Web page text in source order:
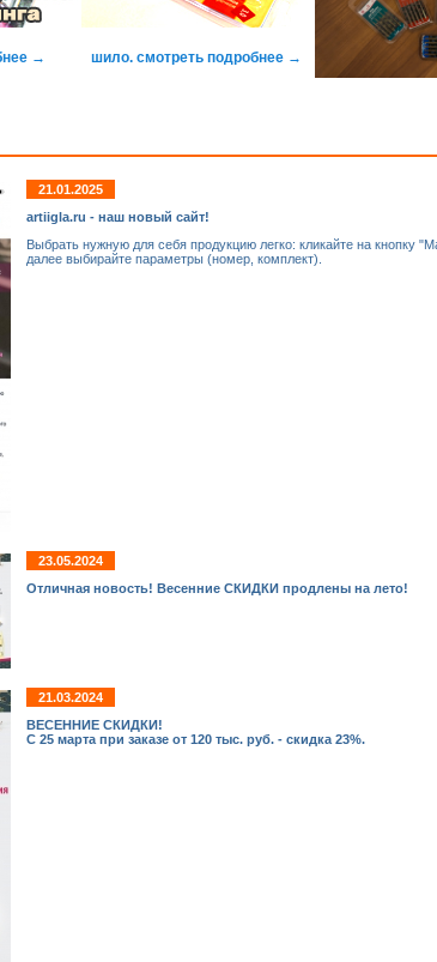
→ шило. смотреть подробнее →
21.01.2025
artiigla.ru - наш новый сайт!
Выбрать нужную для себя продукцию легко: кликайте на кнопку
далее выбирайте параметры (номер, комплект).
23.05.2024
Отличная новость! Весенние СКИДКИ продлены на лето!
21.03.2024
ВЕСЕННИЕ СКИДКИ!
С 25 марта при заказе от 120 тыс. руб. - скидка 23%.